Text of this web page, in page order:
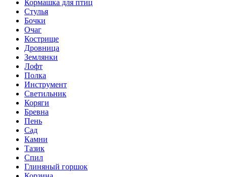
Кормашка для птиц
Стулья
Бочки
Очаг
Кострище
Дровница
Землянки
Лофт
Полка
Инструмент
Светильник
Коряги
Бревна
Пень
Сад
Камни
Тазик
Спил
Глиняный горшок